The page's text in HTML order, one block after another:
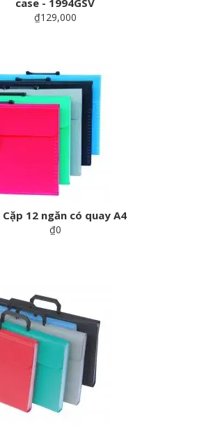
case - 1994GSV
₫129,000
Cặp 12 ngăn có quay A4
₫0